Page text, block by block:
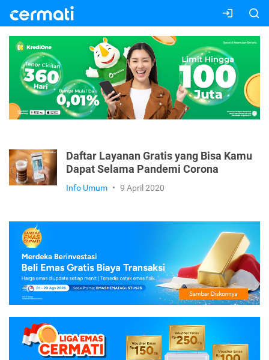
Daftar Layanan Gratis yang Bisa Kamu
Dapat Selama Pandemi Corona
Info Umum • 9 April 2020